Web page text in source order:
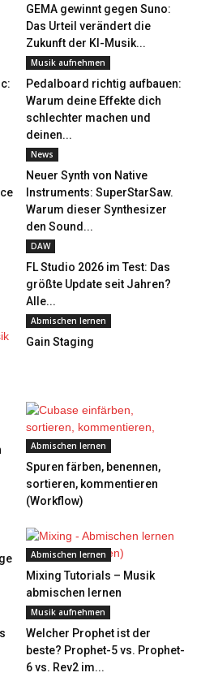
GEMA gewinnt gegen Suno:
Das Urteil verändert die
Zukunft der KI-Musik...
Musik aufnehmen
Pedalboard richtig aufbauen:
Warum deine Effekte dich
schlechter machen und
deinen...
News
Neuer Synth von Native
Instruments: SuperStarSaw.
Warum dieser Synthesizer
den Sound...
DAW
FL Studio 2026 im Test: Das
größte Update seit Jahren?
Alle...
Abmischen lernen
Gain Staging
Abmischen lernen
Spuren färben, benennen,
sortieren, kommentieren
(Workflow)
Abmischen lernen
Mixing Tutorials – Musik
abmischen lernen
Musik aufnehmen
Welcher Prophet ist der
beste? Prophet-5 vs. Prophet-
6 vs. Rev2 im...